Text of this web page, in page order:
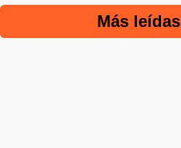
Más leídas